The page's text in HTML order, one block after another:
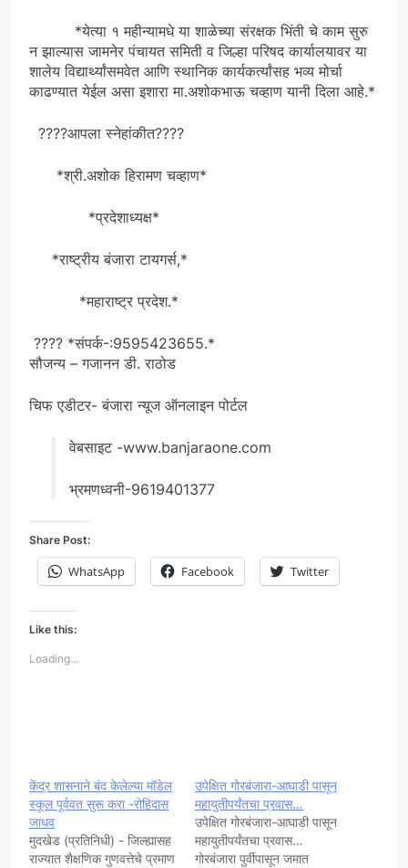
*येत्या १ महीन्यामधे या शाळेच्या संरक्षक भिंती चे काम सुरु
न झाल्यास जामनेर पंचायत समिती व जिल्हा परिषद कार्यालयावर या
शालेय विद्यार्थ्यांसमवेत आणि स्थानिक कार्यकर्त्यांसह भव्य मोर्चा
काढण्यात येईल असा इशारा मा.अशोकभाऊ चव्हाण यानी दिला आहे.*
????आपला स्नेहांकीत????
*श्री.अशोक हिरामण चव्हाण*
*प्रदेशाध्यक्ष*
*राष्ट्रीय बंजारा टायगर्स,*
*महाराष्ट्र प्रदेश.*
???? *संपर्क-:9595423655.*
सौजन्य – गजानन डी. राठोड
चिफ एडीटर- बंजारा न्यूज ऑनलाइन पोर्टल
वेबसाइट -www.banjaraone.com
भ्रमणध्वनी-9619401377
Share Post:
WhatsApp Facebook Twitter
Like this:
Loading...
केंद्र शासनाने बंद केलेल्या मॉडेल
स्कूल पूर्ववत सुरू करा -रोहिदास
जाधव
मुदखेड (प्रतिनिधी) - जिल्ह्यासह
राज्यात शैक्षणिक गुणवत्तेचे प्रमाण
उपेक्षित गोरबंजारा-आघाडी पासून
महायुतीपर्यंतचा प्रवास…
उपेक्षित गोरबंजारा-आघाडी पासून
महायुतीपर्यंतचा प्रवास…
गोरबंजारा पुर्वीपासून जमात